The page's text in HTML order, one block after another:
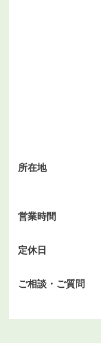
所在地
営業時間
定休日
ご相談・ご質問